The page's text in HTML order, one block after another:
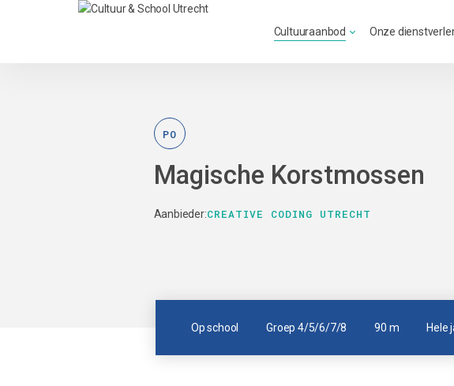
Cultuuraanbod Onze
PO
Magische Korstmossen
Aanbieder:CREATIVE CODING UTRECHT
Op school Groep 4/5/6/7/8 90 m Hele